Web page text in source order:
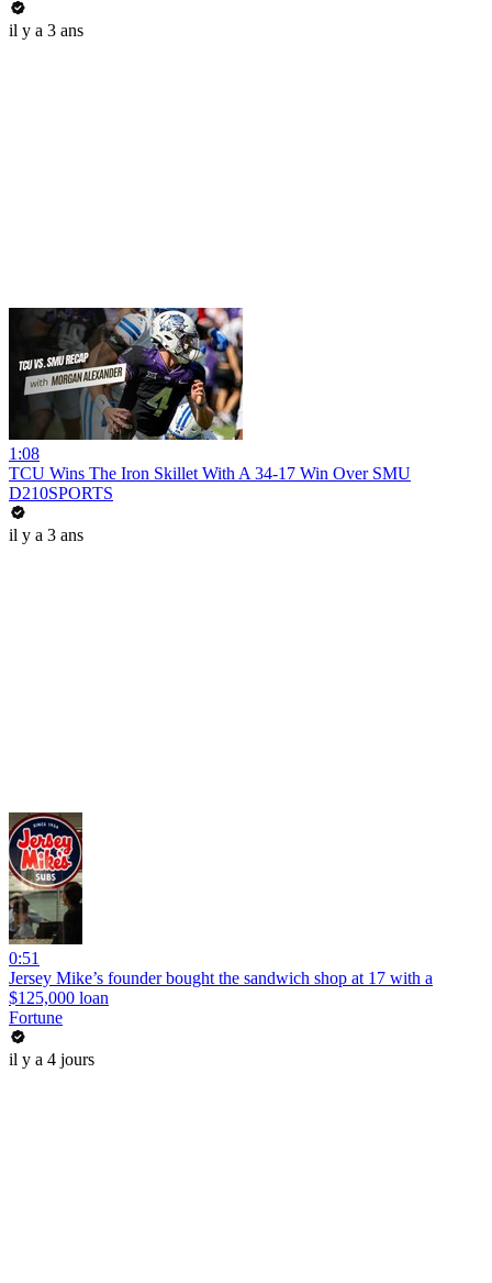
il y a 3 ans
1:08
TCU Wins The Iron Skillet With A 34-17 Win Over SMU
D210SPORTS
il y a 3 ans
0:51
Jersey Mike’s founder bought the sandwich shop at 17 with a
$125,000 loan
Fortune
il y a 4 jours